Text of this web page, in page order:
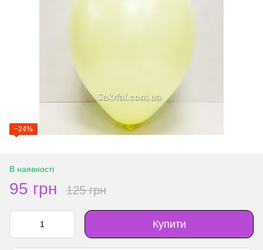
−24%
В наявності
95 грн 125 грн
Купити